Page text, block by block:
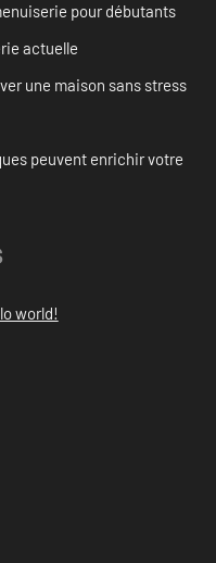
pour débutants
actuelle
une maison sans stress
peuvent enrichir votre
world!